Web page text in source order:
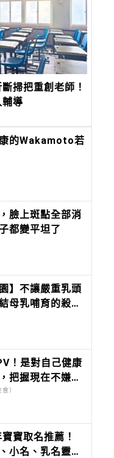
掃把重創老師！
輔導
的Wakamoto若
臉上斑點全部消
都變平坦了
】不讓嚴重乳頭
母乳哺育的殺
！是對自己健康
把握現在不嫌
）
寶取名推薦！
小名、乳名靈感